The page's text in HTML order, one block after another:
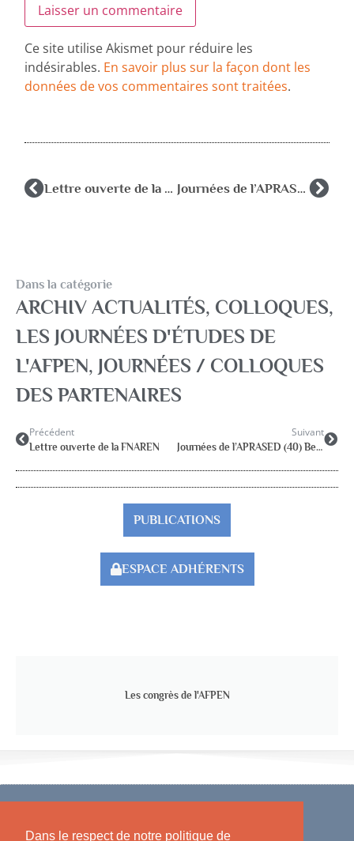
Dans le respect de notre politique de
Ce site utilise Akismet pour réduire les
indésirables. En savoir plus sur la façon dont les
données de vos commentaires sont traitées.
Lettre ouverte de la FNAREN Journées de l’APRASED (40) Besoins Limites des Equilibres
Dans la catégorie
ARCHIV ACTUALITÉS, COLLOQUES,
LES JOURNÉES D'ÉTUDES DE
L'AFPEN, JOURNÉES / COLLOQUES
DES PARTENAIRES
Précédent
Lettre ouverte de la FNAREN
Suivant
Journées de l’APRASED (40) Besoins Limites des Equilibres
PUBLICATIONS
ESPACE ADHÉRENTS
Les congrès de l'AFPEN